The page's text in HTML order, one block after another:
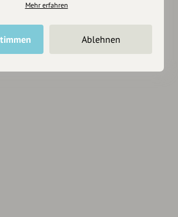
Mehr erfahren
Ablehnen